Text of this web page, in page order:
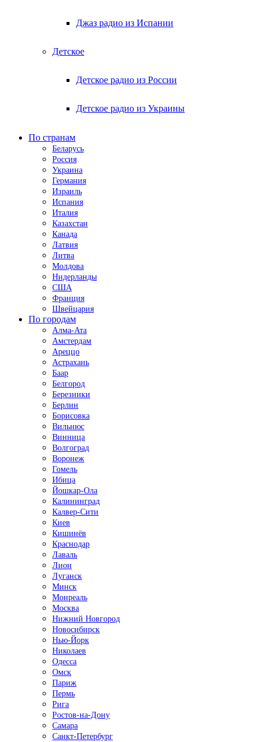
Джаз радио из Испании
Детское
Детское радио из России
Детское радио из Украины
По странам
Беларусь
Россия
Украина
Германия
Израиль
Испания
Италия
Казахстан
Канада
Латвия
Литва
Молдова
Нидерланды
США
Франция
Швейцария
По городам
Алма-Ата
Амстердам
Ареццо
Астрахань
Баар
Белгород
Березники
Берлин
Борисовка
Вильнюс
Винница
Волгоград
Воронеж
Гомель
Ибица
Йошкар-Ола
Калининград
Калвер-Сити
Киев
Кишинёв
Краснодар
Лаваль
Лион
Луганск
Минск
Монреаль
Москва
Нижний Новгород
Новосибирск
Нью-Йорк
Николаев
Одесса
Омск
Париж
Пермь
Рига
Ростов-на-Дону
Самара
Санкт-Петербург